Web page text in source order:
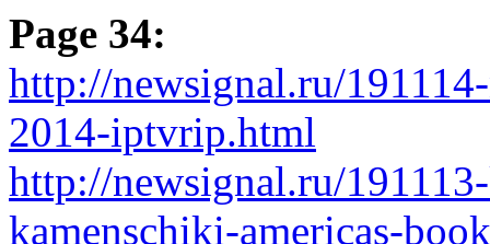
Page 34:
http://newsignal.ru/
2014-iptvrip.html
http://newsignal.ru/
kamenschiki-americas-